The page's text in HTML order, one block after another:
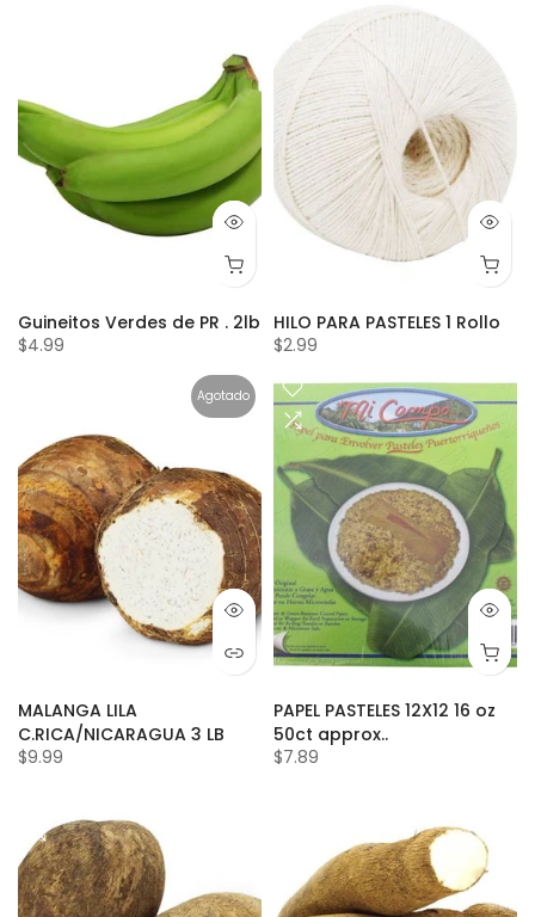
Guineitos Verdes de PR . 2lb
$4.99
HILO PARA PASTELES 1 Rollo
$2.99
Agotado
MALANGA LILA
C.RICA/NICARAGUA 3 LB
$9.99
PAPEL PASTELES 12X12 16 oz
50ct approx..
$7.89